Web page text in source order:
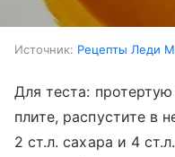
Источник: Рецепты Леди
Для теста:
плите, распустите в
2 ст.л. сахара и 4